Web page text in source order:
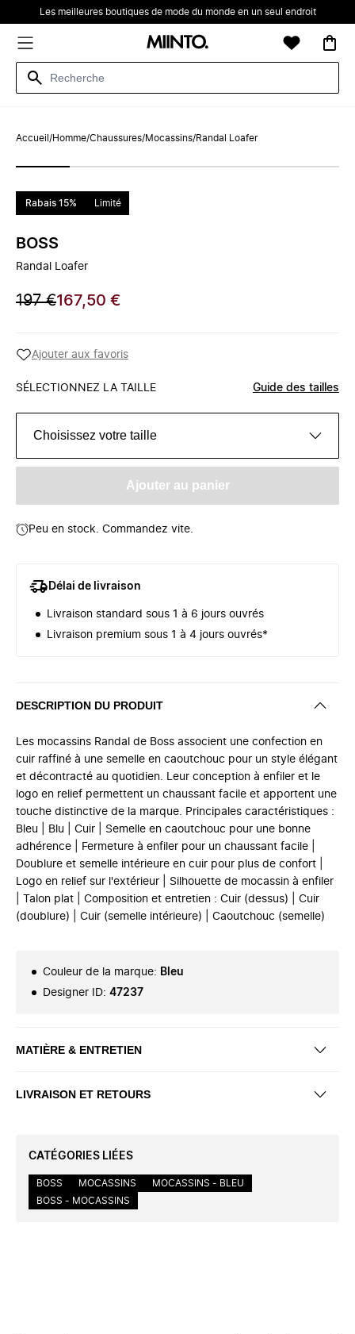
Les meilleures boutiques de mode du monde en un seul endroit
Accueil /Homme/Chaussures/Mocassins/Randal Loafer
Rabais 15% Limité
BOSS
Randal Loafer
197 €167,50 €
Ajouter aux favoris
SÉLECTIONNEZ LA TAILLE Guide des tailles
Choisissez votre taille
Ajouter au panier
Peu en stock. Commandez vite.
Délai de livraison
Livraison standard sous 1 à 6 jours ouvrés
Livraison premium sous 1 à 4 jours ouvrés*
DESCRIPTION DU PRODUIT
Les mocassins Randal de Boss associent une confection en
cuir raffiné à une semelle en caoutchouc pour un style élégant
et décontracté au quotidien. Leur conception à enfiler et le
logo en relief permettent un chaussant facile et apportent une
touche distinctive de la marque. Principales caractéristiques :
Bleu | Blu | Cuir | Semelle en caoutchouc pour une bonne
adhérence | Fermeture à enfiler pour un chaussant facile |
Doublure et semelle intérieure en cuir pour plus de confort |
Logo en relief sur l'extérieur | Silhouette de mocassin à enfiler
| Talon plat | Composition et entretien : Cuir (dessus) | Cuir
(doublure) | Cuir (semelle intérieure) | Caoutchouc (semelle)
Couleur de la marque: Bleu
Designer ID: 47237
MATIÈRE & ENTRETIEN
LIVRAISON ET RETOURS
CATÉGORIES LIÉES
BOSS MOCASSINS
MOCASSINS - BLEU
BOSS - MOCASSINS